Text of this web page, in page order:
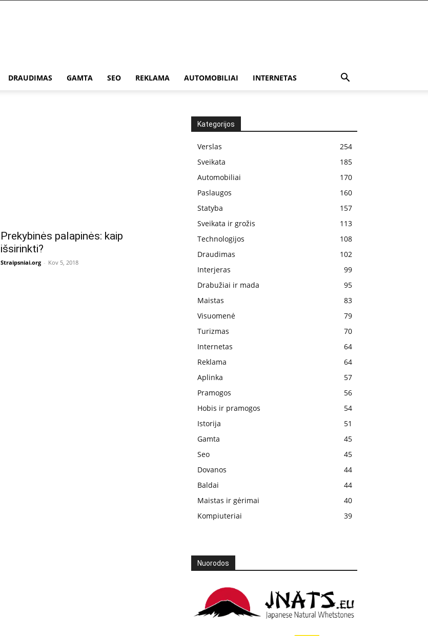
DRAUDIMAS GAMTA SEO REKLAMA AUTOMOBILIAI INTERNETAS
Prekybinės palapinės: kaip
išsirinkti?
Straipsniai.org - Kov 5, 2018
Kategorijos
Verslas
254
Sveikata
185
Automobiliai
170
Paslaugos
160
Statyba
157
Sveikata ir grožis
113
Technologijos
108
Draudimas
102
Interjeras
99
Drabužiai ir mada
95
Maistas
83
Visuomenė
79
Turizmas
70
Internetas
64
Reklama
64
Aplinka
57
Pramogos
56
Hobis ir pramogos
54
Istorija
51
Gamta
45
Seo
45
Dovanos
44
Baldai
44
Maistas ir gėrimai
40
Kompiuteriai
39
Nuorodos